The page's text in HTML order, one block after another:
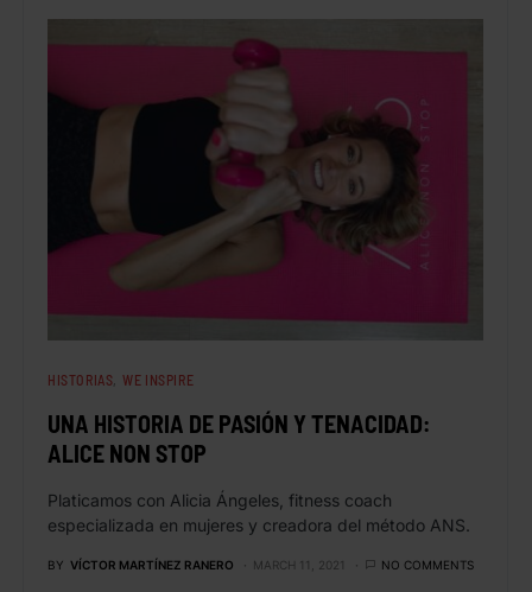
HISTORIAS WE INSPIRE
UNA HISTORIA DE PASIÓN Y TENACIDAD:
ALICE NON STOP
Platicamos con Alicia Ángeles, fitness coach
especializada en mujeres y creadora del método ANS.
BY VÍCTOR MARTÍNEZ RANERO MARCH 11, 2021 NO COMMENTS